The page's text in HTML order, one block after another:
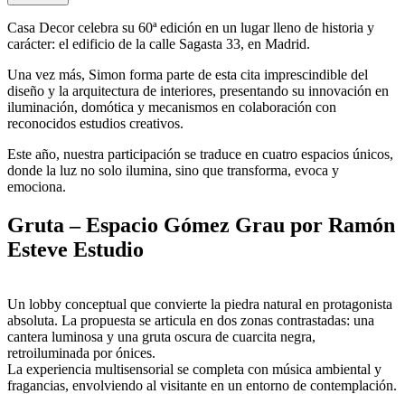
Casa Decor celebra su 60ª edición en un lugar lleno de historia y
carácter: el edificio de la calle Sagasta 33, en Madrid.
Una vez más, Simon forma parte de esta cita imprescindible del
diseño y la arquitectura de interiores, presentando su innovación en
iluminación, domótica y mecanismos en colaboración con
reconocidos estudios creativos.
Este año, nuestra participación se traduce en cuatro espacios únicos,
donde la luz no solo ilumina, sino que transforma, evoca y
emociona.
Gruta – Espacio Gómez Grau por Ramón
Esteve Estudio
Un lobby conceptual que convierte la piedra natural en protagonista
absoluta. La propuesta se articula en dos zonas contrastadas: una
cantera luminosa y una gruta oscura de cuarcita negra,
retroiluminada por ónices.
La experiencia multisensorial se completa con música ambiental y
fragancias, envolviendo al visitante en un entorno de contemplación.